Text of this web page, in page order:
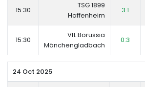
15:30
TSG 1899
Hoffenheim
3:1
15:30
VfL Borussia
Mönchengladbach
0:3
24 Oct 2025